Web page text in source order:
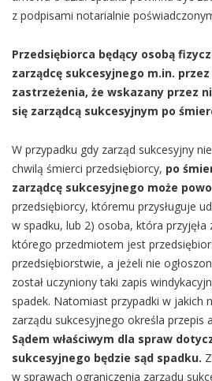
z podpisami notarialnie
Przedsiębiorca będący osobą
zarządcę sukcesyjnego m.in.
zastrzeżenia, że wskazany przez
się zarządcą sukcesyjnym po
W przypadku gdy zarząd sukcesyjny
chwilą śmierci przedsiębiorcy, po
zarządcę sukcesyjnego może
przedsiębiorcy, któremu przysługuje
w spadku, lub 2) osoba, która przyjęła
którego przedmiotem jest
przedsiębiorstwie, a jeżeli nie
został uczyniony taki zapis
spadek. Natomiast przypadki w jakich
zarządu sukcesyjnego określa przepis
Sądem właściwym dla spraw
sukcesyjnego będzie sąd spadku.
w sprawach ograniczenia zarządu